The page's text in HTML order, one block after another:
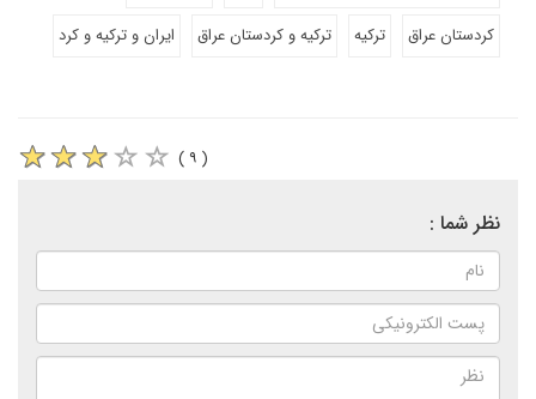
کردستان عراق
ترکیه ترکیه و کردستان عراق ایران و ترکیه و کرد
( ۹ )
نظر شما :